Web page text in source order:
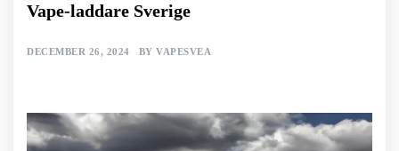
Vape-laddare Sverige
DECEMBER 26, 2024 BY VAPESVEA